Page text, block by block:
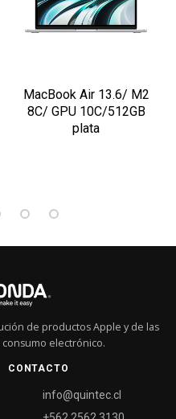
MacBook Air 13.6/ M2
8C/ GPU 10C/512GB
plata
de productos Apple y de las
electrónico.
CONTACTO
info@quintec.cl